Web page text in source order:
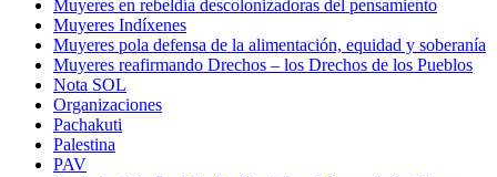
Muyeres en rebeldía descolonizadoras del pensamiento
Muyeres Indíxenes
Muyeres pola defensa de la alimentación, equidad y soberanía
Muyeres reafirmando Drechos – los Drechos de los Pueblos
Nota SOL
Organizaciones
Pachakuti
Palestina
PAV